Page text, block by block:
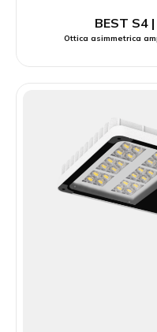
BEST S4
Ottica asimmetrica